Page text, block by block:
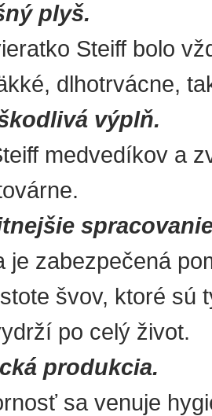
plyš.
Steiff bolo
dlhotrvácne,
výplň.
medvedíkov a
je zabezpečená
švov, ktoré sú
po celý život.
produkcia.
sa venuje